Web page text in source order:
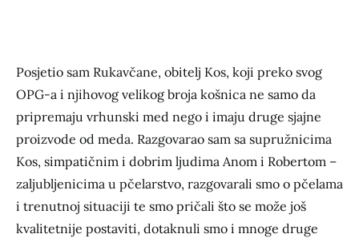
Posjetio sam Rukavčane, obitelj Kos, koji preko svog
OPG-a i njihovog velikog broja košnica ne samo da
pripremaju vrhunski med nego i imaju druge sjajne
proizvode od meda. Razgovarao sam sa supružnicima
Kos, simpatičnim i dobrim ljudima Anom i Robertom –
zaljubljenicima u pčelarstvo, razgovarali smo o pčelama
i trenutnoj situaciji te smo pričali što se može još
kvalitetnije postaviti, dotaknuli smo i mnoge druge